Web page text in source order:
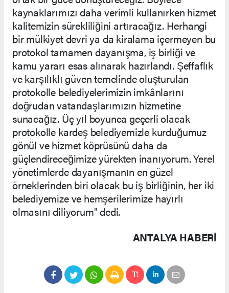
kaynaklarımızı daha verimli kullanırken hizmet
kalitemizin sürekliliğini artıracağız. Herhangi
bir mülkiyet devri ya da kiralama içermeyen bu
protokol tamamen dayanışma, iş birliği ve
kamu yararı esas alınarak hazırlandı. Şeffaflık
ve karşılıklı güven temelinde oluşturulan
protokolle belediyelerimizin imkânlarını
doğrudan vatandaşlarımızın hizmetine
sunacağız. Üç yıl boyunca geçerli olacak
protokolle kardeş belediyemizle kurduğumuz
gönül ve hizmet köprüsünü daha da
güçlendireceğimize yürekten inanıyorum. Yerel
yönetimlerde dayanışmanın en güzel
örneklerinden biri olacak bu iş birliğinin, her iki
belediyemize ve hemşerilerimize hayırlı
olmasını diliyorum" dedi.
ANTALYA HABERİ